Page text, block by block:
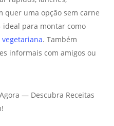
quer uma opção sem carne
para montar como
. Também
informais com amigos ou
— Descubra Receitas